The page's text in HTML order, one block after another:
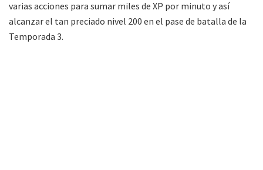
varias acciones para sumar miles de XP por minuto y así
alcanzar el tan preciado nivel 200 en el pase de batalla de la
Temporada 3.